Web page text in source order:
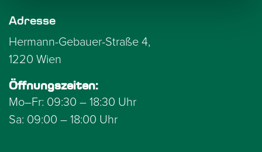
Adresse
Hermann-Gebauer-Straße 4,
1220 Wien
Öffnungszeiten:
Mo–Fr: 09:30 – 18:30 Uhr
Sa: 09:00 – 18:00 Uhr